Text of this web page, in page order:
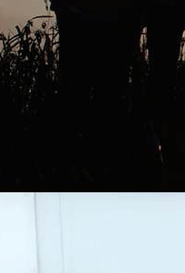
מה שחי בך ורוצה להתגלות,
שסביבך.